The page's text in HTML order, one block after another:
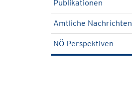
Publikationen
Amtliche Nachrichten
NÖ Perspektiven